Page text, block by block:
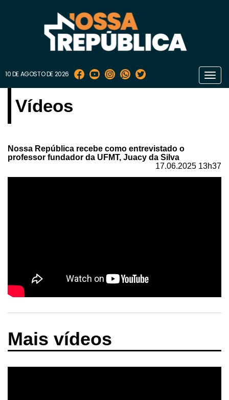
10 DE AGOSTO DE 2026
Vídeos
Nossa República recebe como entrevistado o
professor fundador da UFMT, Juacy da Silva
17.06.2025 13h37
Mais vídeos